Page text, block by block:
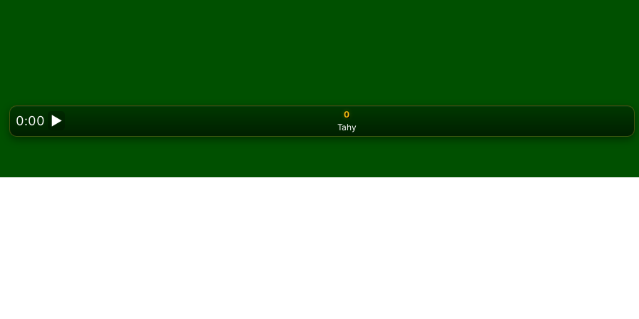
0:00 ▶
0
Tahy